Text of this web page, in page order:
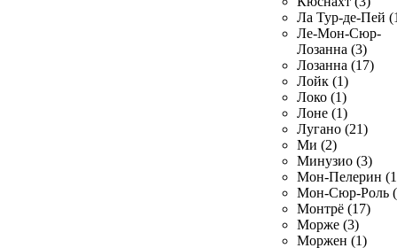
Ла Тур-де-Пей
Ле-Мон-Сюр-
Лозанна (3)
Лозанна (17)
Лойк (1)
Локо (1)
Лоне (1)
Лугано (21)
Ми (2)
Минузио (3)
Мон-Пелерин
Мон-Сюр-Роль
Монтрё (17)
Морже (3)
Моржен (1)